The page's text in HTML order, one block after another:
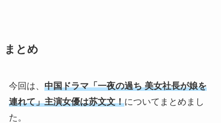
まとめ
今回は、 中国ドラマ「一夜の過ち 美女社長が娘を
連れて」主演女優は苏文文！についてまとめまし
た。